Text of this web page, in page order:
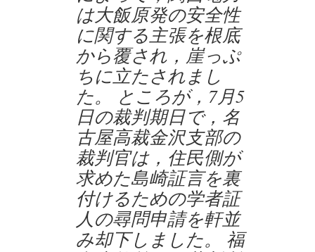
は大飯原発の安全性
に関する主張を根底
から覆され，崖っぷ
ちに立たされまし
た。 ところが，7月5
日の裁判期日で，名
古屋高裁金沢支部の
裁判官は，住民側が
求めた島崎証言を裏
付けるための学者証
人の尋問申請を軒並
み却下しました。 福